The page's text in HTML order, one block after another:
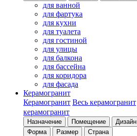
для ванной
для фартука
для кухни
для туалета
для гостиной
для улицы
для балкона
для бассейна
для коридора
для фасада
Керамогранит
Керамогранит Весь керамогранит
керамогранит
Назначение Помещение Дизайн
Форма
Размер Страна